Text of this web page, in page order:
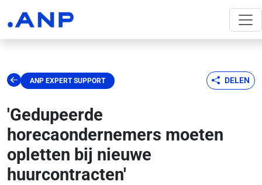
ANP EXPERT SUPPORT DELEN
'Gedupeerde
horecaondernemers moeten
opletten bij nieuwe
huurcontracten'